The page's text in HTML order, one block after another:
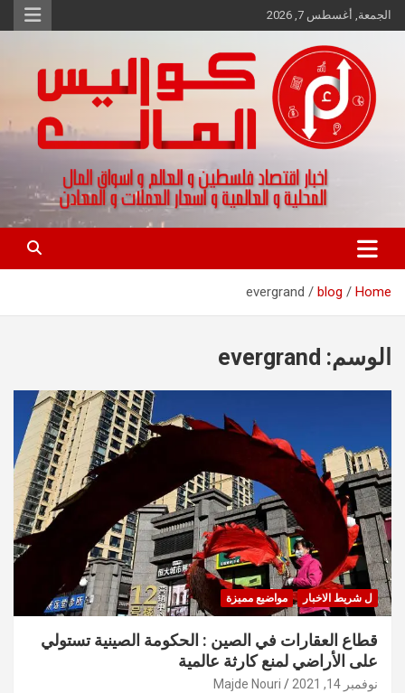
Skip
to
الجمعة, أغسطس 7, 2026
كواليس المال
اخبار اقتصاد فلسطين و العالم و تقارير اسواق المال و العملات
Home
blog
evergrand
الوسم: evergrand
ل شريط الاخبار مواضيع مميزة
قطاع العقارات في الصين : الحكومة الصينية تستولي
على الأراضي لمنع كارثة عالمية
نوفمبر 14, 2021 Majde Nouri